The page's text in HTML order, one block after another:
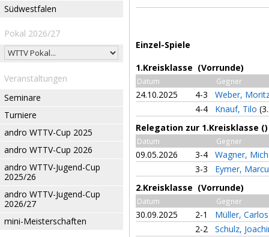
Südwestfalen
Pokal 2026/27
Veranstaltungen
Seminare
Turniere
andro WTTV-Cup 2025
andro WTTV-Cup 2026
andro WTTV-Jugend-Cup
2025/26
andro WTTV-Jugend-Cup
2026/27
mini-Meisterschaften
Einzel-Spiele
1.Kreisklasse (Vorrunde)
Datum Gegner
24.10.2025 4-3
Weber,
4-4
Knauf, Tilo
Relegation zur 1.Kreisklasse ()
Datum Gegner
09.05.2026 3-4
Wagner,
3-3
Eymer,
2.Kreisklasse (Vorrunde)
Datum Gegner
30.09.2025 2-1
Müller,
2-2
Schulz,